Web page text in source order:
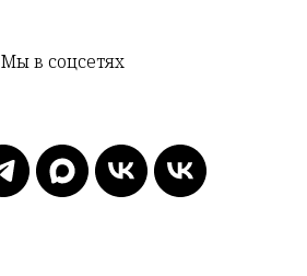
Мы в соцсетях